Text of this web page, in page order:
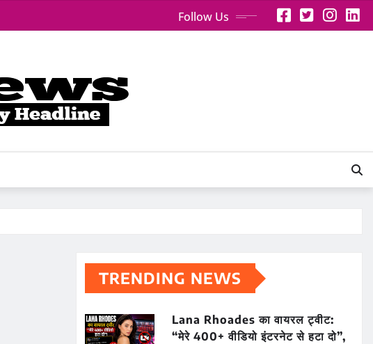
Follow Us
TRENDING NEWS
Lana Rhoades का वायरल ट्वीट:
“मेरे 400+ वीडियो इंटरनेट से हटा दो”,